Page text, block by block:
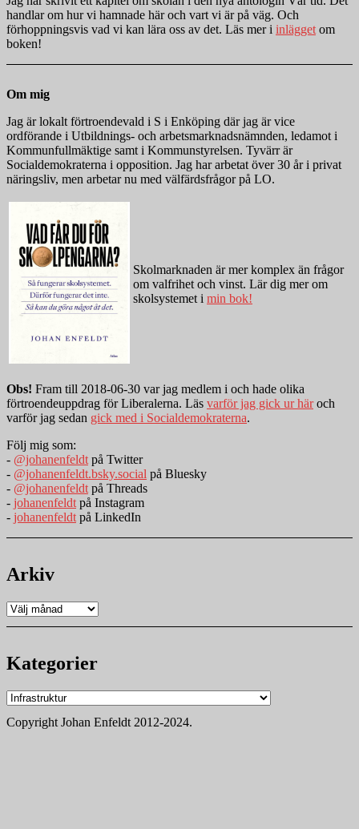
handlar om hur vi hamnade här och vart vi är på väg. Och
förhoppningsvis vad vi kan lära oss av det. Läs mer i inlägget om
boken!
Om mig
Jag är lokalt förtroendevald i S i Enköping där jag är vice
ordförande i Utbildnings- och arbetsmarknadsnämnden, ledamot i
Kommunfullmäktige samt i Kommunstyrelsen. Tyvärr är
Socialdemokraterna i opposition. Jag har arbetat över 30 år i privat
näringsliv, men arbetar nu med välfärdsfrågor på LO.
Skolmarknaden är mer komplex än frågor
om valfrihet och vinst. Lär dig mer om
skolsystemet i min bok!
Obs! Fram till 2018-06-30 var jag medlem i och hade olika
förtroendeuppdrag för Liberalerna. Läs varför jag gick ur häroch
varför jag sedan gick med i Socialdemokraterna.
Följ mig som:
- @johanenfeldt på Twitter
- @johanenfeldt.bsky.social på Bluesky
- @johanenfeldt på Threads
- johanenfeldt på Instagram
- johanenfeldt på LinkedIn
Arkiv
Arkiv
Kategorier
Kategorier
Copyright Johan Enfeldt 2012-2024.